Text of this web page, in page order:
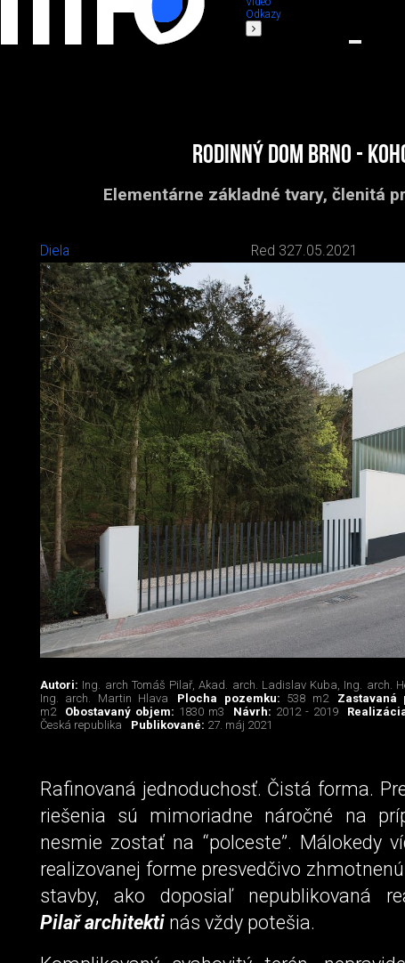
Odkazy
Rodinný dom Brno -
Elementárne základné tvary, členitá
Diela Red 327.05.2021
Autori: Ing. arch Tomáš Pilař, Akad. arch. Ladislav Kuba, Ing. arch.
Ing. arch. Martin Hlava
Plocha pozemku: 538 m2 Zastavaná
m2
Obostavaný objem: 1830 m3 Návrh: 2012 - 2019
Česká republika
Publikované: 27. máj 2021
Rafinovaná jednoduchosť. Čistá forma.
riešenia sú mimoriadne náročné na
nesmie zostať na “polceste”. Málokedy
realizovanej forme presvedčivo
stavby, ako doposiaľ nepublikovaná
Pilař architekti nás vždy potešia.